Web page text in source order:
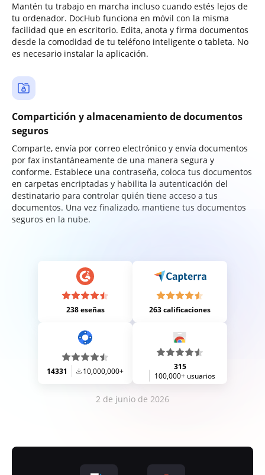
Mantén tu trabajo en marcha incluso cuando estés lejos de
tu ordenador. DocHub funciona en móvil con la misma
facilidad que en escritorio. Edita, anota y firma documentos
desde la comodidad de tu teléfono inteligente o tableta. No
es necesario instalar la aplicación.
Compartición y almacenamiento de documentos
seguros
Comparte, envía por correo electrónico y envía documentos
por fax instantáneamente de una manera segura y
conforme. Establece una contraseña, coloca tus documentos
en carpetas encriptadas y habilita la autenticación del
destinatario para controlar quién tiene acceso a tus
documentos. Una vez finalizado, mantiene tus documentos
seguros en la nube.
238 eseñas 263 calificaciones
14331 10,000,000+
315
100,000+ usuarios
2 de junio de 2026